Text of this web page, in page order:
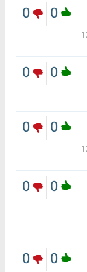
0
0
0
0
0
0
0
0
0
0